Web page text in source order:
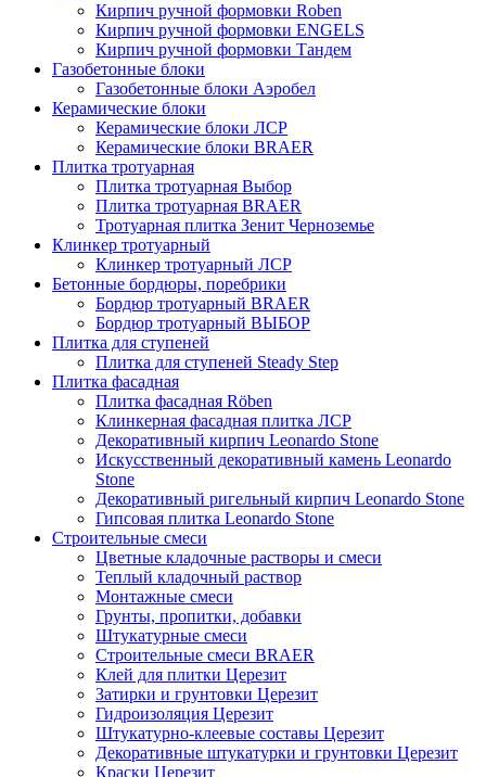
Кирпич ручной формовки Roben
Кирпич ручной формовки ENGELS
Кирпич ручной формовки Тандем
Газобетонные блоки
Газобетонные блоки Аэробел
Керамические блоки
Керамические блоки ЛСР
Керамические блоки BRAER
Плитка тротуарная
Плитка тротуарная Выбор
Плитка тротуарная BRAER
Тротуарная плитка Зенит Черноземье
Клинкер тротуарный
Клинкер тротуарный ЛСР
Бетонные бордюры, поребрики
Бордюр тротуарный BRAER
Бордюр тротуарный ВЫБОР
Плитка для ступеней
Плитка для ступеней Steady Step
Плитка фасадная
Плитка фасадная Röben
Клинкерная фасадная плитка ЛСР
Декоративный кирпич Leonardo Stone
Искусственный декоративный камень Leonardo
Stone
Декоративный ригельный кирпич Leonardo Stone
Гипсовая плитка Leonardo Stone
Строительные смеси
Цветные кладочные растворы и смеси
Теплый кладочный раствор
Монтажные смеси
Грунты, пропитки, добавки
Штукатурные смеси
Строительные смеси BRAER
Клей для плитки Церезит
Затирки и грунтовки Церезит
Гидроизоляция Церезит
Штукатурно-клеевые составы Церезит
Декоративные штукатурки и грунтовки Церезит
Краски Церезит